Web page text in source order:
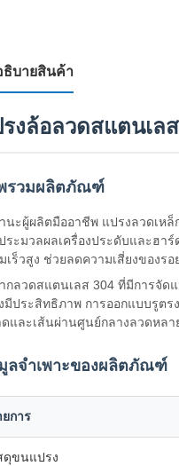
ธิบายสินค้า
งล้อลวดสแตนเล
รวมผลิตภัณฑ์
นะผู้ผลิตมืออาชีพ แปรงลวดเห
ระมวลผลเครื่องประดับและฮา
เร็วสูง ช่วยลดความเสี่ยงของ
กลวดสแตนเลส 304 ที่มีการจัด
มีประสิทธิภาพ การออกแบบรูต
และเส้นผ่านศูนย์กลางลวดหล
ลจำเพาะของผลิตภัณฑ์
ยการ
ดุขนแปรง